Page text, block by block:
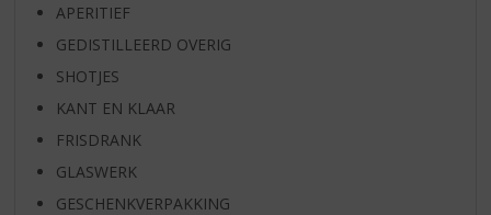
APERITIEF
GEDISTILLEERD OVERIG
SHOTJES
KANT EN KLAAR
FRISDRANK
GLASWERK
GESCHENKVERPAKKING